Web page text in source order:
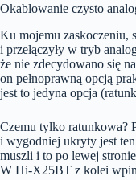
Okablowanie czysto
Ku mojemu zaskoczeniu,
i przełączyły w tryb
że nie zdecydowano się
on pełnoprawną opcją
jest to jedyna opcja
Czemu tylko ratunkowa?
i wygodniej ukryty jest
muszli i to po lewej
W Hi-X25BT z kolei